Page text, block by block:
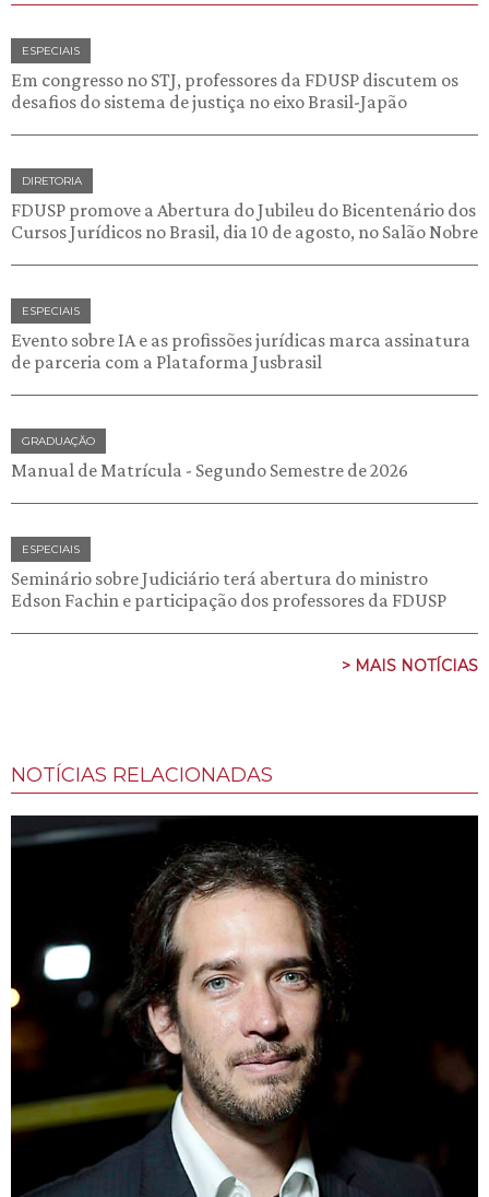
ESPECIAIS
Em congresso no STJ, professores da FDUSP discutem os
desafios do sistema de justiça no eixo Brasil-Japão
DIRETORIA
FDUSP promove a Abertura do Jubileu do Bicentenário dos
Cursos Jurídicos no Brasil, dia 10 de agosto, no Salão Nobre
ESPECIAIS
Evento sobre IA e as profissões jurídicas marca assinatura
de parceria com a Plataforma Jusbrasil
GRADUAÇÃO
Manual de Matrícula - Segundo Semestre de 2026
ESPECIAIS
Seminário sobre Judiciário terá abertura do ministro
Edson Fachin e participação dos professores da FDUSP
> MAIS NOTÍCIAS
NOTÍCIAS RELACIONADAS